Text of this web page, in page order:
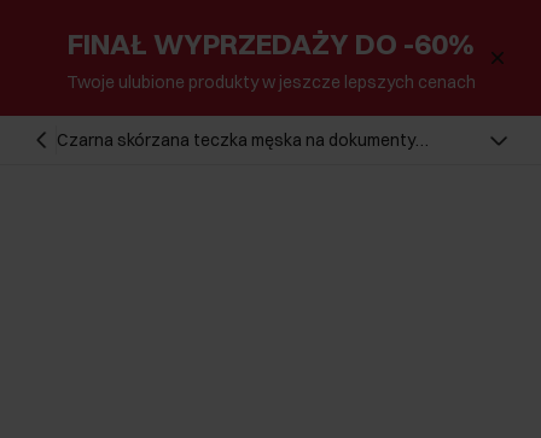
FINAŁ WYPRZEDAŻY DO -60%
Twoje ulubione produkty w jeszcze lepszych cenach
Czarna skórzana teczka męska na dokumenty